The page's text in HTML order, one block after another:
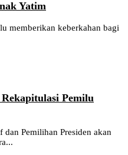
Yatim
memberikan keberkahan bagi
Pemilu
Pemilihan Presiden akan